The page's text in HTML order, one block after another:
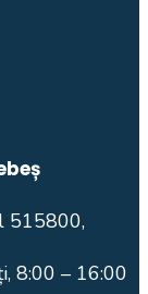
515800,
8:00 – 16:00